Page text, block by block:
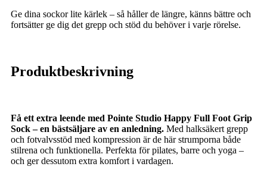
Ge dina sockor lite kärlek – så håller de längre, känns bättre och
fortsätter ge dig det grepp och stöd du behöver i varje rörelse.
Produktbeskrivning
Få ett extra leende med Pointe Studio Happy Full Foot Grip
Sock – en bästsäljare av en anledning. Med halksäkert grepp
och fotvalvsstöd med kompression är de här strumporna både
stilrena och funktionella. Perfekta för pilates, barre och yoga –
och ger dessutom extra komfort i vardagen.